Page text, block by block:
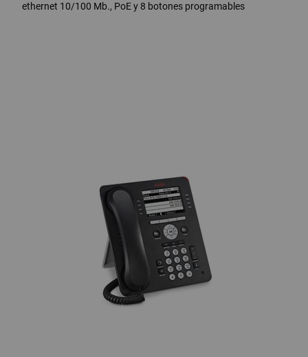
ethernet 10/100 Mb., PoE y 8 botones programables